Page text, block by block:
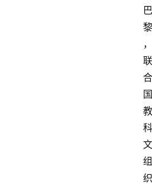
巴
黎
，
联
合
国
教
科
文
组
织